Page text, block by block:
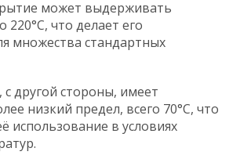
может выдерживать
что делает его
множества стандартных
с другой стороны, имеет
низкий предел, всего 70°C, что
использование в условиях